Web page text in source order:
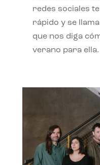
redes sociales
rápido y se
que nos diga
verano para ella.